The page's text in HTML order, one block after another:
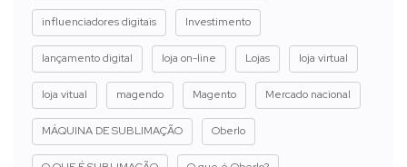
influenciadores digitais Investimento
lançamento digital loja on-line Lojas loja virtual
loja vitual magendo Magento Mercado nacional
MÁQUINA DE SUBLIMAÇÃO Oberlo